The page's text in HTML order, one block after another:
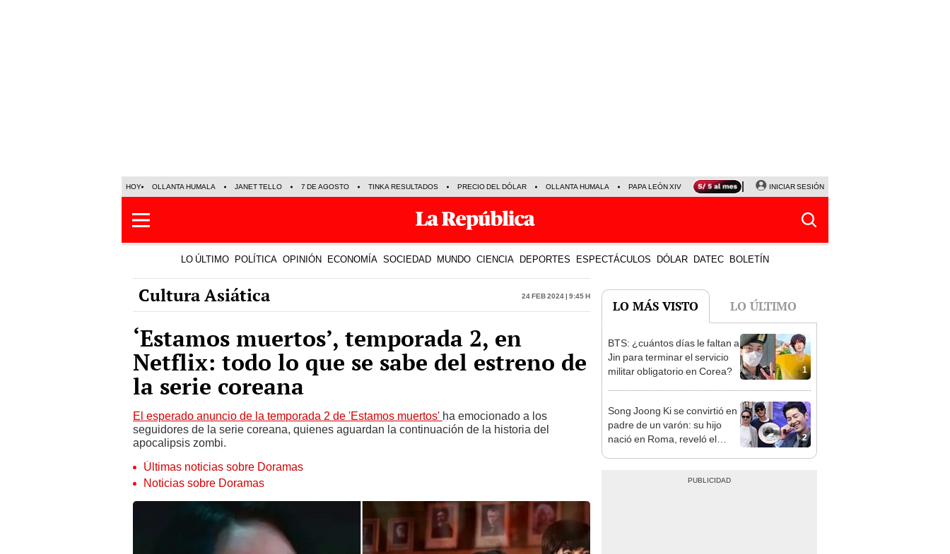
HOY OLLANTA HUMALA JANET TELLO 7 DE AGOSTO TINKA RESULTADOS PRECIO DEL DÓLAR OLLANTA HUMALA PAPA LEÓN XIV NALDY SALDAÑA LA BELLA LUZ
INICIAR SESIÓN
LO ÚLTIMO POLÍTICA OPINIÓN ECONOMÍA SOCIEDAD MUNDO CIENCIA DEPORTES ESPECTÁCULOS DÓLAR DATEC BOLETÍN
Cultura Asiática 24 Feb 2024 | 9:45 h
‘Estamos muertos’, temporada 2, en
Netflix: todo lo que se sabe del estreno de
la serie coreana
El esperado anuncio de la temporada 2 de 'Estamos muertos' ha emocionado a los
seguidores de la serie coreana, quienes aguardan la continuación de la historia del
apocalipsis zombi.
Últimas noticias sobre Doramas
Noticias sobre Doramas
LO MÁS VISTO LO ÚLTIMO
1
BTS: ¿cuántos días le faltan a
Jin para terminar el servicio
militar obligatorio en Corea?
2
Song Joong Ki se convirtió en
padre de un varón: su hijo
nació en Roma, reveló el